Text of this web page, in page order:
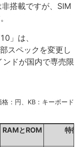
搭載ですが、SIM
」は、
スペックを変更し
ドが国内で専売限
：円、KB：キーボード
RAMとROM 特徴